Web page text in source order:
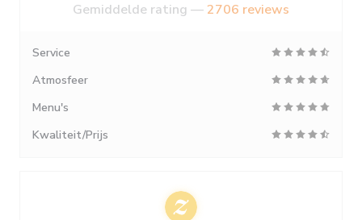
Gemiddelde rating —2706 reviews
Service
Atmosfeer
Menu's
Kwaliteit/Prijs